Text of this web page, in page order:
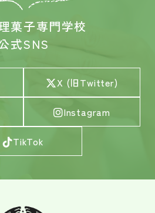
菓子専門学校
式SNS
X (旧Twitter)
Instagram
TikTok